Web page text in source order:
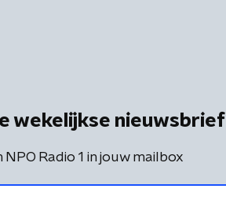
wekelijkse nieuwsbrief
Radio 1 in jouw mailbox